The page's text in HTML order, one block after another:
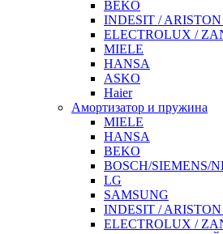
BEKO
INDESIT /
ELECTROLUX /
MIELE
HANSA
ASKO
Haier
Амортизатор и пружина
MIELE
HANSA
BEKO
BOSCH/SIEMENS/
LG
SAMSUNG
INDESIT /
ELECTROLUX /